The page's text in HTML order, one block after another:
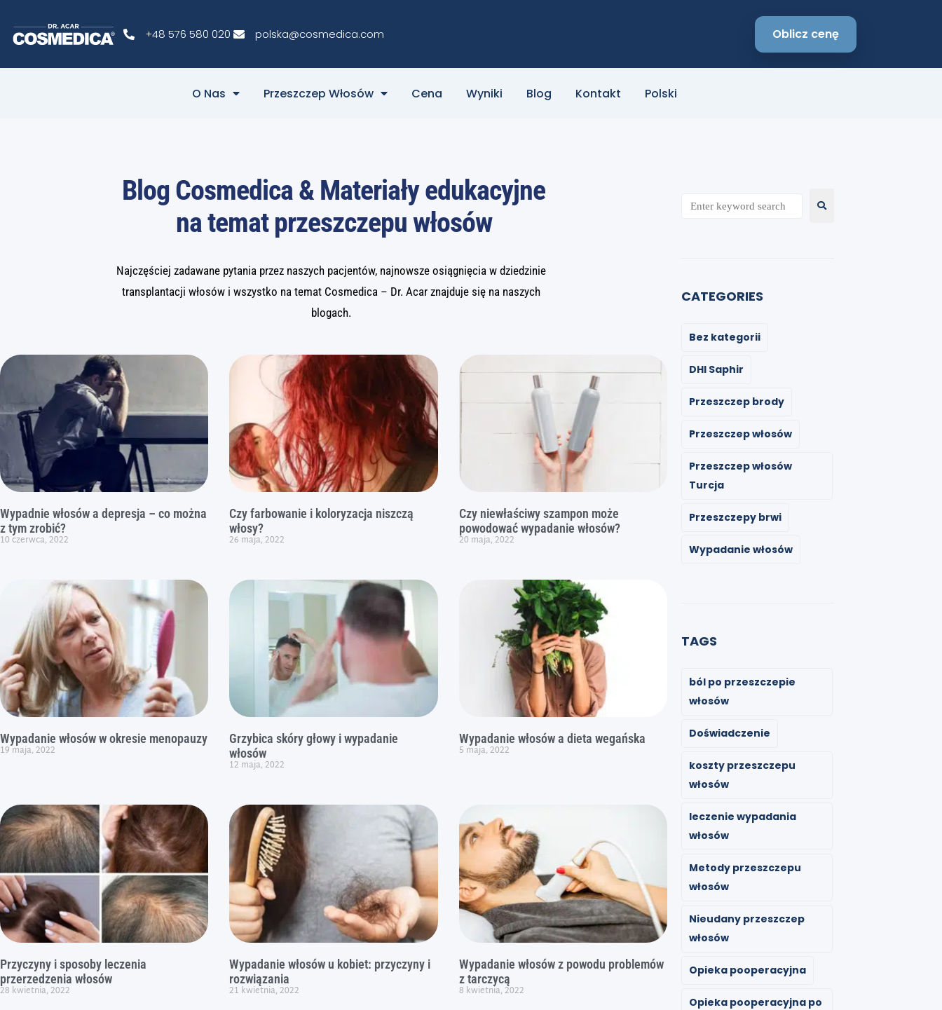
+48 576 580 020 polska@cosmedica.com Oblicz cenę
O Nas Przeszczep Włosów Cena Wyniki Blog Kontakt Polski
Blog Cosmedica & Materiały edukacyjne
na temat przeszczepu włosów
Najczęściej zadawane pytania przez naszych pacjentów, najnowsze osiągnięcia w dziedzinie
transplantacji włosów i wszystko na temat Cosmedica – Dr. Acar znajduje się na naszych
blogach.
Wypadnie włosów a depresja – co można
z tym zrobić?
10 czerwca, 2022
Czy farbowanie i koloryzacja niszczą
włosy?
26 maja, 2022
Czy niewłaściwy szampon może
powodować wypadanie włosów?
20 maja, 2022
Wypadanie włosów w okresie menopauzy
19 maja, 2022
Grzybica skóry głowy i wypadanie
włosów
12 maja, 2022
Wypadanie włosów a dieta wegańska
5 maja, 2022
Przyczyny i sposoby leczenia
przerzedzenia włosów
28 kwietnia, 2022
Wypadanie włosów u kobiet: przyczyny i
rozwiązania
21 kwietnia, 2022
Wypadanie włosów z powodu problemów
z tarczycą
8 kwietnia, 2022
CATEGORIES
Bez kategorii
DHI Saphir
Przeszczep brody
Przeszczep włosów
Przeszczep włosów
Turcja
Przeszczepy brwi
Wypadanie włosów
TAGS
ból po przeszczepie
włosów
Doświadczenie
koszty przeszczepu
włosów
leczenie wypadania
włosów
Metody przeszczepu
włosów
Nieudany przeszczep
włosów
Opieka pooperacyjna
Opieka pooperacyjna po